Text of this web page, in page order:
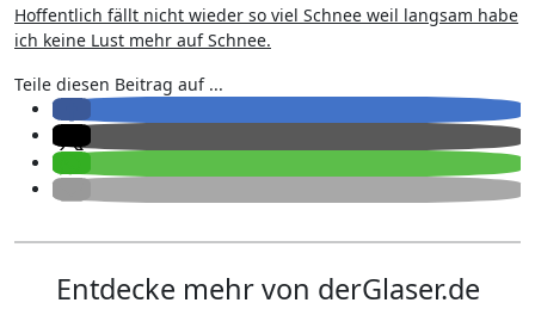
Hoffentlich fällt nicht wieder so viel Schnee weil langsam habe
ich keine Lust mehr auf Schnee.
Teile diesen Beitrag auf ...
Entdecke mehr von derGlaser.de